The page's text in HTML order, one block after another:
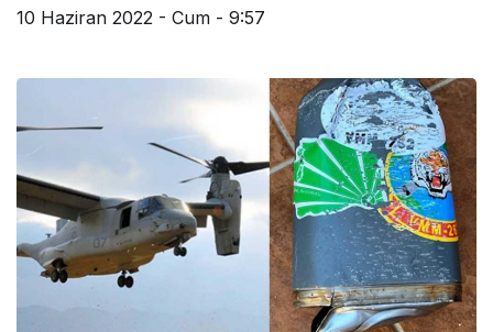
10 Haziran 2022 - Cum - 9:57